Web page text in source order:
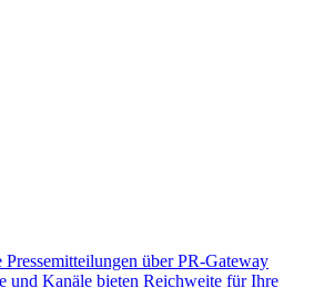
über PR-Gateway
und Kanäle bieten Reichweite für Ihre